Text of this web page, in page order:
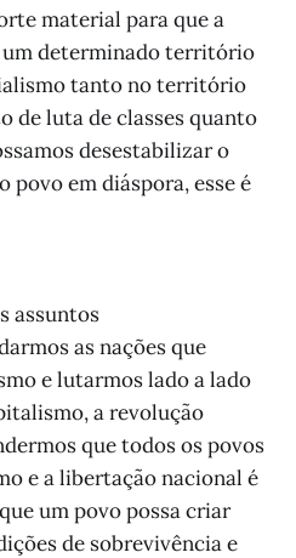
material para que a
um determinado território
tanto no território
de luta de classes quanto
desestabilizar o
povo em diáspora, esse é
assuntos
as nações que
e lutarmos lado a lado
a revolução
que todos os povos
e a libertação nacional é
um povo possa criar
de sobrevivência e